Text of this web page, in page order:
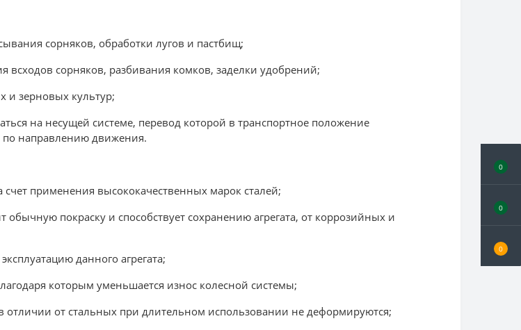
0
0
0
сорняков, обработки лугов и пастбищ;
сорняков, разбивания комков, заделки удобрений;
и зерновых культур;
на несущей системе, перевод которой в транспортное положение
по направлению движения.
применения высококачественных марок сталей;
покраску и способствует сохранению агрегата, от коррозийных и
данного агрегата;
которым уменьшается износ колесной системы;
от стальных при длительном использовании не деформируются;